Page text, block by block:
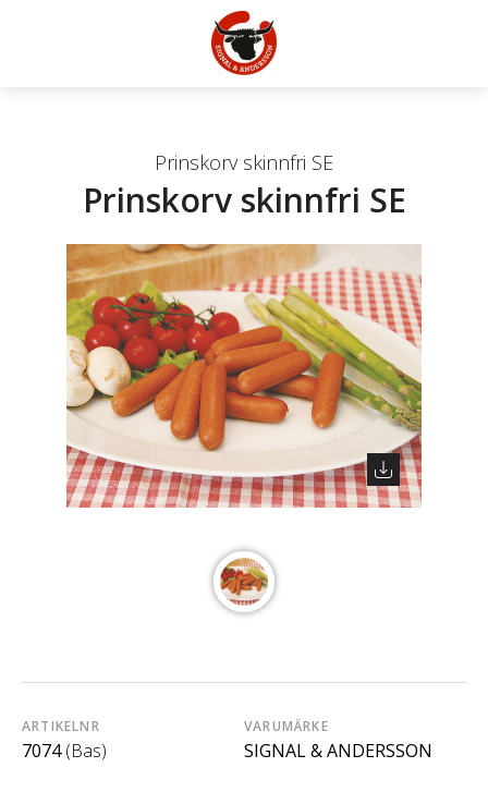
Prinskorv skinnfri SE
Prinskorv skinnfri SE
ARTIKELNR
7074 (Bas)
VARUMÄRKE
SIGNAL & ANDERSSON